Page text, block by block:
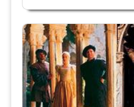
Саграмозо неразрывано
веронских территорий, с XV
частью...
Верона
Веронцы